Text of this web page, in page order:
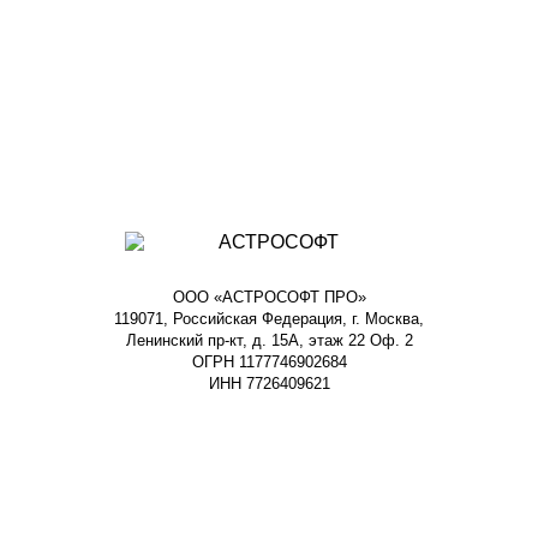
ООО «АСТРОСОФТ ПРО»
119071, Российская Федерация, г. Москва,
Ленинский пр-кт, д. 15А, этаж 22 Оф. 2
ОГРН 1177746902684
ИНН 7726409621